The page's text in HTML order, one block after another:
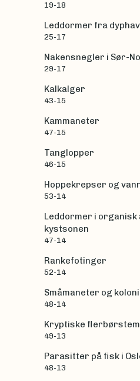
19-18
Leddormer fra
25-17
Nakensnegler i Sør-
29-17
Kalkalger
43-15
Kammaneter
47-15
Tanglopper
46-15
Hoppekrepser og
53-14
Leddormer i
kystsonen
47-14
Rankefotinger
52-14
Småmaneter og
48-14
Kryptiske
49-13
Parasitter på fisk i
48-13